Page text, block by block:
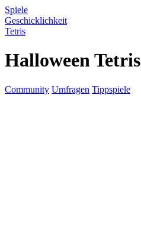
Spiele
Geschicklichkeit
Tetris
Halloween Tetris
Community Umfragen Tippspiele